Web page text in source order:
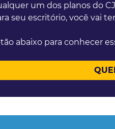
um dos planos do
seu escritório, você vai
abaixo para conhecer